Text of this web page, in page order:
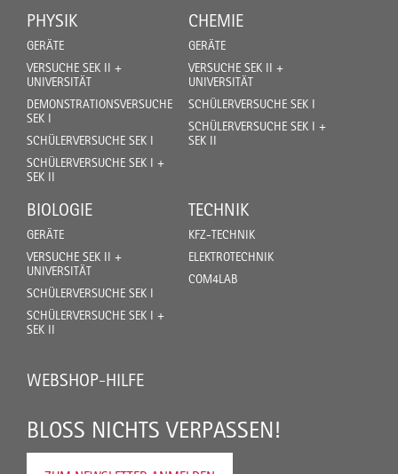
PHYSIK
GERÄTE
VERSUCHE SEK II +
UNIVERSITÄT
DEMONSTRATIONSVERSUCHE
SEK I
SCHÜLERVERSUCHE SEK I
SCHÜLERVERSUCHE SEK I +
SEK II
CHEMIE
GERÄTE
VERSUCHE SEK II +
UNIVERSITÄT
SCHÜLERVERSUCHE SEK I
SCHÜLERVERSUCHE SEK I +
SEK II
BIOLOGIE
GERÄTE
VERSUCHE SEK II +
UNIVERSITÄT
SCHÜLERVERSUCHE SEK I
SCHÜLERVERSUCHE SEK I +
SEK II
TECHNIK
KFZ-TECHNIK
ELEKTROTECHNIK
COM4LAB
WEBSHOP-HILFE
BLOSS NICHTS VERPASSEN!